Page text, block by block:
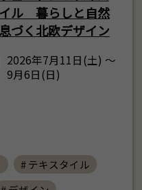
ル 暮らしと自然
づく北欧デザイン
2026年7月11日(土) ～
9月6日(日)
# テキスタイル